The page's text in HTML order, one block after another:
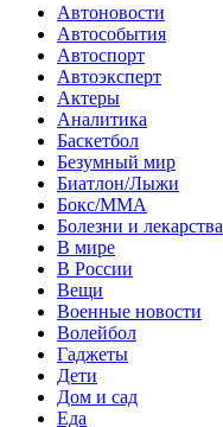
Автоновости
Автособытия
Автоспорт
Автоэксперт
Актеры
Аналитика
Баскетбол
Безумный мир
Биатлон/Лыжи
Бокс/MMA
Болезни и лекарства
В мире
В России
Вещи
Военные новости
Волейбол
Гаджеты
Дети
Дом и сад
Еда